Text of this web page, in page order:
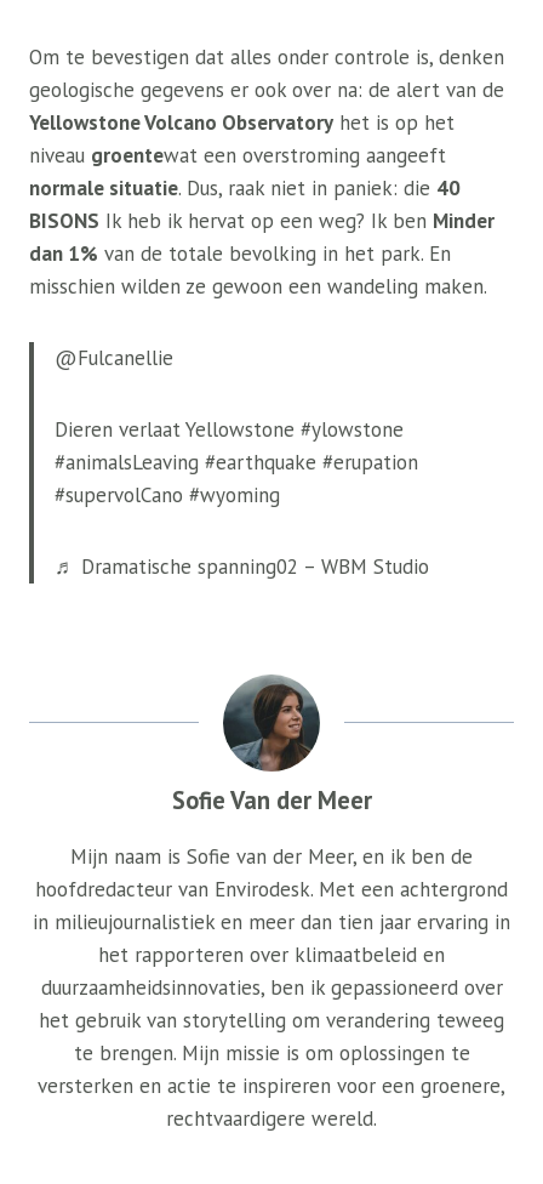
Om te bevestigen dat alles onder controle is, denken
geologische gegevens er ook over na: de alert van de
Yellowstone Volcano Observatory het is op het
niveau groentewat een overstroming aangeeft
normale situatie. Dus, raak niet in paniek: die 40
BISONS Ik heb ik hervat op een weg? Ik ben Minder
dan 1% van de totale bevolking in het park. En
misschien wilden ze gewoon een wandeling maken.
@Fulcanellie
Dieren verlaat Yellowstone #ylowstone
#animalsLeaving #earthquake #erupation
#supervolCano #wyoming
♬ Dramatische spanning02 – WBM Studio
Sofie Van der Meer
Mijn naam is Sofie van der Meer, en ik ben de
hoofdredacteur van Envirodesk. Met een achtergrond
in milieujournalistiek en meer dan tien jaar ervaring in
het rapporteren over klimaatbeleid en
duurzaamheidsinnovaties, ben ik gepassioneerd over
het gebruik van storytelling om verandering teweeg
te brengen. Mijn missie is om oplossingen te
versterken en actie te inspireren voor een groenere,
rechtvaardigere wereld.